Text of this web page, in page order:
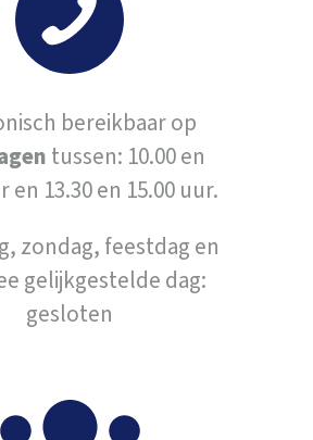
bereikbaar op
tussen: 10.00 en
en 13.30 en 15.00 uur.
zondag, feestdag en
gelijkgestelde dag:
gesloten